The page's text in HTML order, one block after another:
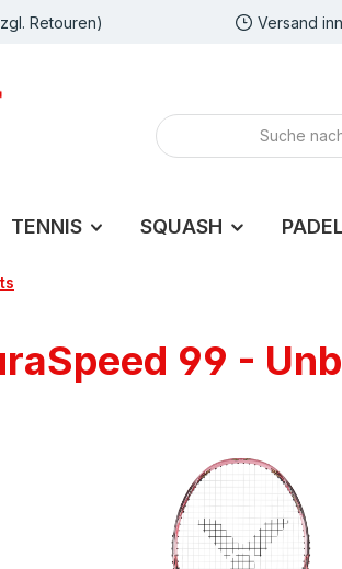
Retouren) Versand
TENNIS SQUASH PADEL
99 -